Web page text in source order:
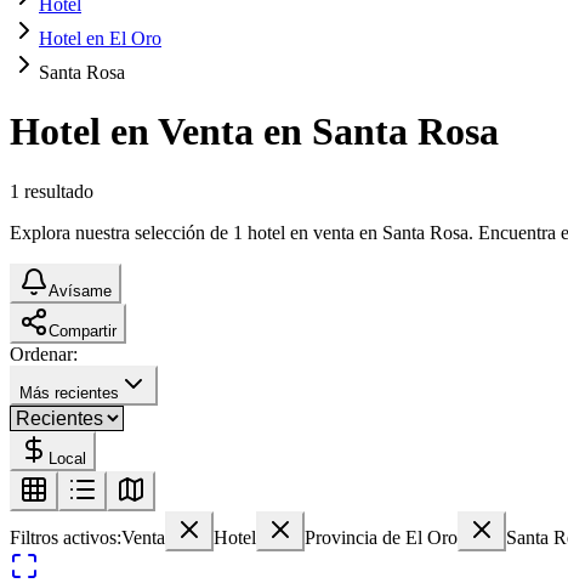
Hotel
Hotel en El Oro
Santa Rosa
Hotel en Venta en Santa Rosa
1 resultado
Explora nuestra selección de 1 hotel en venta en Santa Rosa.
Avísame
Compartir
Ordenar:
Más recientes
Local
Filtros activos:Venta Hotel Provincia de El Oro Santa